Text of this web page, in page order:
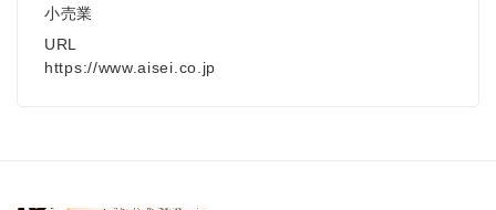
小売業
URL
https://www.aisei.co.jp